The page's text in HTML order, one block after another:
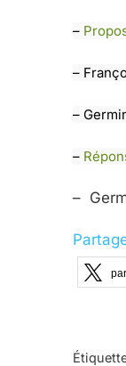
–
–
–
–
–